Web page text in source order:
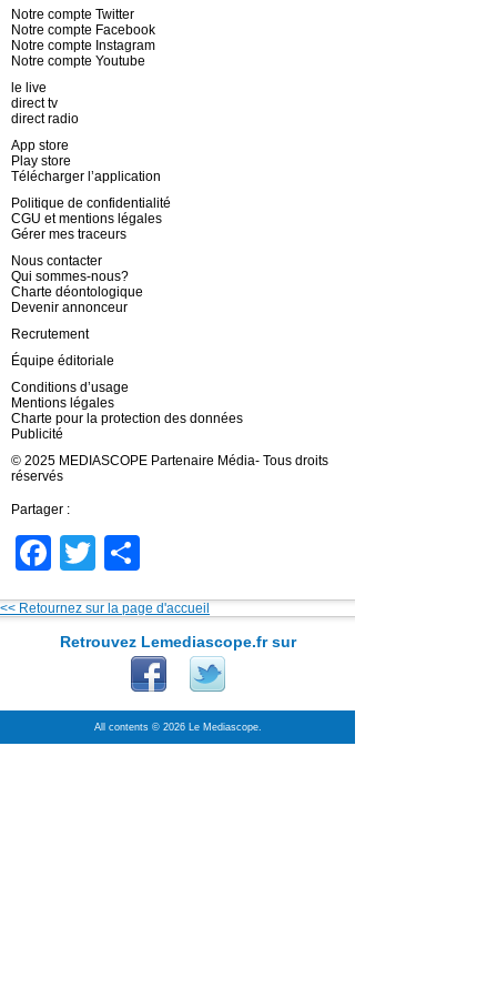
Notre compte Twitter
Notre compte Facebook
Notre compte Instagram
Notre compte Youtube
le live
direct tv
direct radio
App store
Play store
Télécharger l’application
Politique de confidentialité
CGU et mentions légales
Gérer mes traceurs
Nous contacter
Qui sommes-nous?
Charte déontologique
Devenir annonceur
Recrutement
Équipe éditoriale
Conditions d’usage
Mentions légales
Charte pour la protection des données
Publicité
© 2025 MEDIASCOPE Partenaire Média- Tous droits
réservés
Partager :
Facebook
Twitter
<< Retournez sur la page d'accueil
Retrouvez Lemediascope.fr sur
All contents © 2026 Le Mediascope.